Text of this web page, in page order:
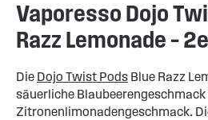
Vaporesso Dojo
Razz Lemonade –
Die Dojo Twist Pods Blue Razz
säuerliche
Zitronenlimonadengeschmack.